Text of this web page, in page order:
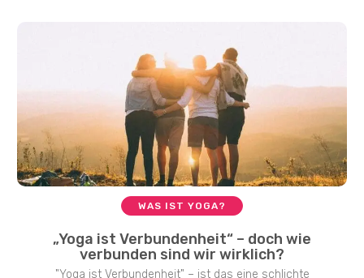
WAS IST YOGA?
„Yoga ist Verbundenheit“ – doch wie
verbunden sind wir wirklich?
"Yoga ist Verbundenheit" – ist das eine schlichte